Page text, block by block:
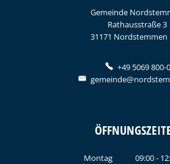
Gemeinde
Rathausstraße 3
31171 Nordstemmen
+49 5069 800-0
Montag 09:00-